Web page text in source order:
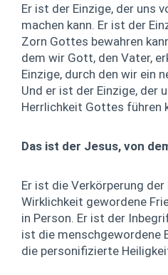
Er ist der Einzige, der uns
machen kann. Er ist der
Zorn Gottes bewahren
dem wir Gott, den Vater,
Einzige, durch den wir ein
Und er ist der Einzige, der
Herrlichkeit Gottes führen
Das ist der Jesus, von
Er ist die Verkörperung der
Wirklichkeit gewordene
in Person. Er ist der
ist die menschgewordene
die personifizierte